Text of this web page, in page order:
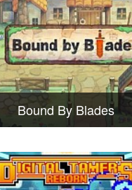
Bound By Blades